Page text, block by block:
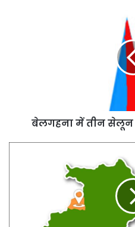
बेलगहना में तीन सेलून